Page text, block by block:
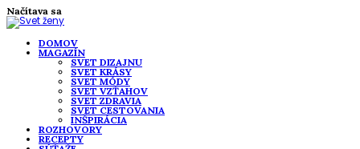
Načítava sa
DOMOV
MAGAZÍN
SVET DIZAJNU
SVET KRÁSY
SVET MÓDY
SVET VZŤAHOV
SVET ZDRAVIA
SVET CESTOVANIA
INŠPIRÁCIA
ROZHOVORY
RECEPTY